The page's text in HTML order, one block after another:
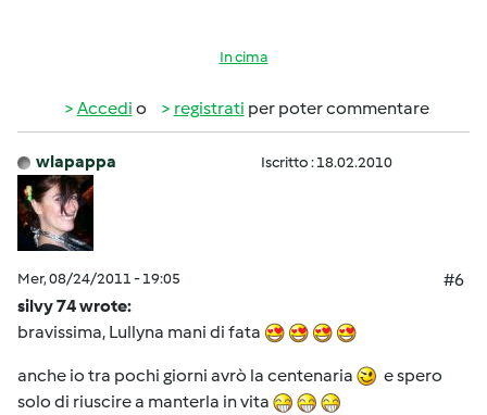
In cima
Accedi o registrati per poter commentare
wlapappa Iscritto : 18.02.2010
Mer, 08/24/2011 - 19:05
#6
silvy 74 wrote:
bravissima, Lullyna mani di fata
anche io tra pochi giorni avrò la centenaria
e spero
solo di riuscire a manterla in vita